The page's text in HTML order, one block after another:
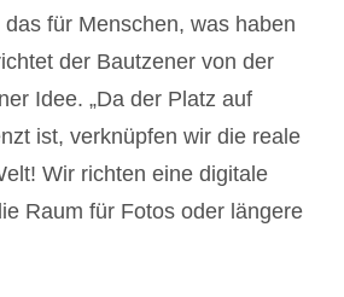
für Menschen, was haben
der Bautzener von der
Idee. „Da der Platz auf
ist, verknüpfen wir die reale
Wir richten eine digitale
Raum für Fotos oder längere